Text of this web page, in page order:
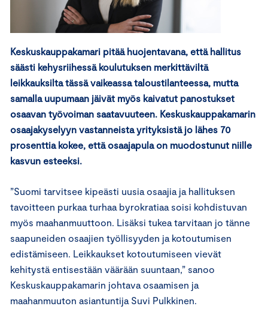
Keskuskauppakamari pitää huojentavana, että hallitus
säästi kehysriihessä koulutuksen merkittäviltä
leikkauksilta tässä vaikeassa taloustilanteessa, mutta
samalla uupumaan jäivät myös kaivatut panostukset
osaavan työvoiman saatavuuteen. Keskuskauppakamarin
osaajakyselyyn vastanneista yrityksistä jo lähes 70
prosenttia kokee, että osaajapula on muodostunut niille
kasvun esteeksi.
”Suomi tarvitsee kipeästi uusia osaajia ja hallituksen
tavoitteen purkaa turhaa byrokratiaa soisi kohdistuvan
myös maahanmuuttoon. Lisäksi tukea tarvitaan jo tänne
saapuneiden osaajien työllisyyden ja kotoutumisen
edistämiseen. Leikkaukset kotoutumiseen vievät
kehitystä entisestään väärään suuntaan,” sanoo
Keskuskauppakamarin johtava osaamisen ja
maahanmuuton asiantuntija Suvi Pulkkinen.